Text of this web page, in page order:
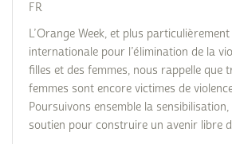
FR
L’Orange Week, et plus
internationale pour l’élimination de la
filles et des femmes, nous rappelle que
femmes sont encore victimes de
Poursuivons ensemble la sensibilisation,
soutien pour construire un avenir libre